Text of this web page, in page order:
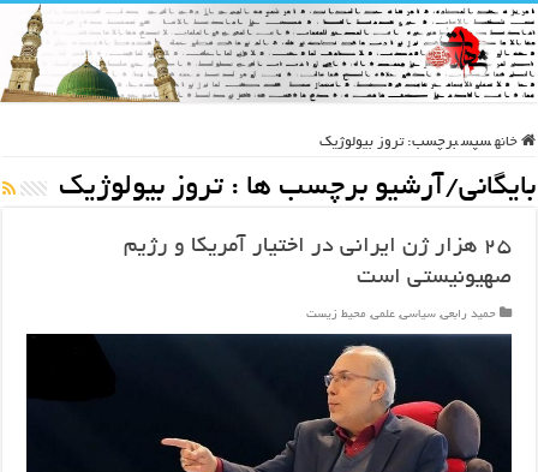
خانه سپس برچسب:تروز بیولوژیک
بایگانی/آرشیو برچسب ها : تروز بیولوژیک
۲۵ هزار ژن ایرانی در اختیار آمریکا و رژیم
صهیونیستی است
حمید رابعی, سیاسی, علمی, محیط زیست